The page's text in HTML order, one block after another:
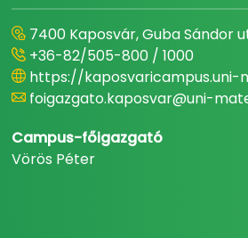
7400 Kaposvár, Guba Sándor
+36-82/505-800 / 1000
https://kaposvaricampus.uni-
foigazgato.kaposvar@uni-
Campus-főigazgató
Vörös Péter